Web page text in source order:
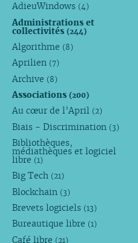
AdieuWindows (4)
Administrations et
collectivités (244)
Algorithme (8)
Aprilien (7)
Archive (8)
Associations (200)
Au cœur de l’April (2)
Biais - Discrimination (3)
Bibliothèques,
médiathèques et logiciel
libre (1)
Big Tech (21)
Blockchain (3)
Brevets logiciels (13)
Bureautique libre (1)
Café libre (21)